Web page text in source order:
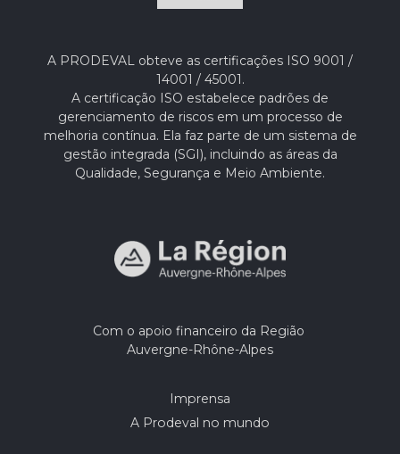
A PRODEVAL obteve as certificações ISO 9001 /
14001 / 45001.
A certificação ISO estabelece padrões de
gerenciamento de riscos em um processo de
melhoria contínua. Ela faz parte de um sistema de
gestão integrada (SGI), incluindo as áreas da
Qualidade, Segurança e Meio Ambiente.
Com o apoio financeiro da Região
Auvergne-Rhône-Alpes
Imprensa
A Prodeval no mundo